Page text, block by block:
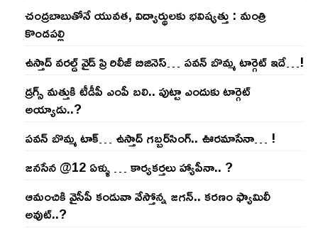
చంద్ర‌బాబుతోనే యువ‌త‌, విద్యార్థుల‌కు భ‌విష్య‌త్తు : మంత్రి
కొండ‌ప‌ల్లి
ఉస్తాద్ వ‌ర‌ల్డ్ వైడ్ ప్రి రిలీజ్ బిజినెస్‌… ప‌వ‌న్ బొమ్మ టార్గెట్ ఇదే…!
డ్రగ్స్ మత్తుకి టీడీపీ ఎంపీ బలి.. పుట్టా ఎందుకు టార్గెట్
అయ్యాడు..?
ప‌వ‌న్ బొమ్మ టాక్‌… ఉస్తాద్ గ‌బ్బ‌ర్‌సింగ్‌.. ఊర‌మాసేనా… !
జనసేన @12 ఏళ్ళు … కార్యకర్తలు హ్యాపీనా.. ?
ఆమంచికి వైసీపీ కండువా వేస్తోన్న జ‌గ‌న్‌.. క‌ర‌ణం ఫ్యామిలీ
అవుట్‌..?